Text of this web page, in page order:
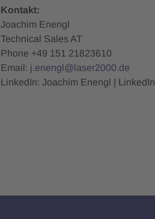
Kontakt:
Joachim Enengl
Technical Sales AT
Phone +49 151 21823610
Email: j.enengl@laser2000.de
LinkedIn: Joachim Enengl | LinkedIn